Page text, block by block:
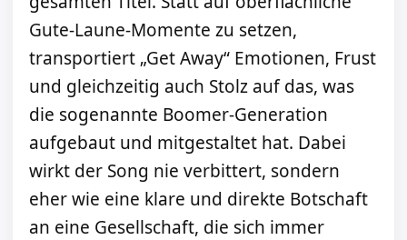
Gute-Laune-Momente zu setzen,
transportiert „Get Away“ Emotionen, Frust
und gleichzeitig auch Stolz auf das, was
die sogenannte Boomer-Generation
aufgebaut und mitgestaltet hat. Dabei
wirkt der Song nie verbittert, sondern
eher wie eine klare und direkte Botschaft
an eine Gesellschaft, die sich immer